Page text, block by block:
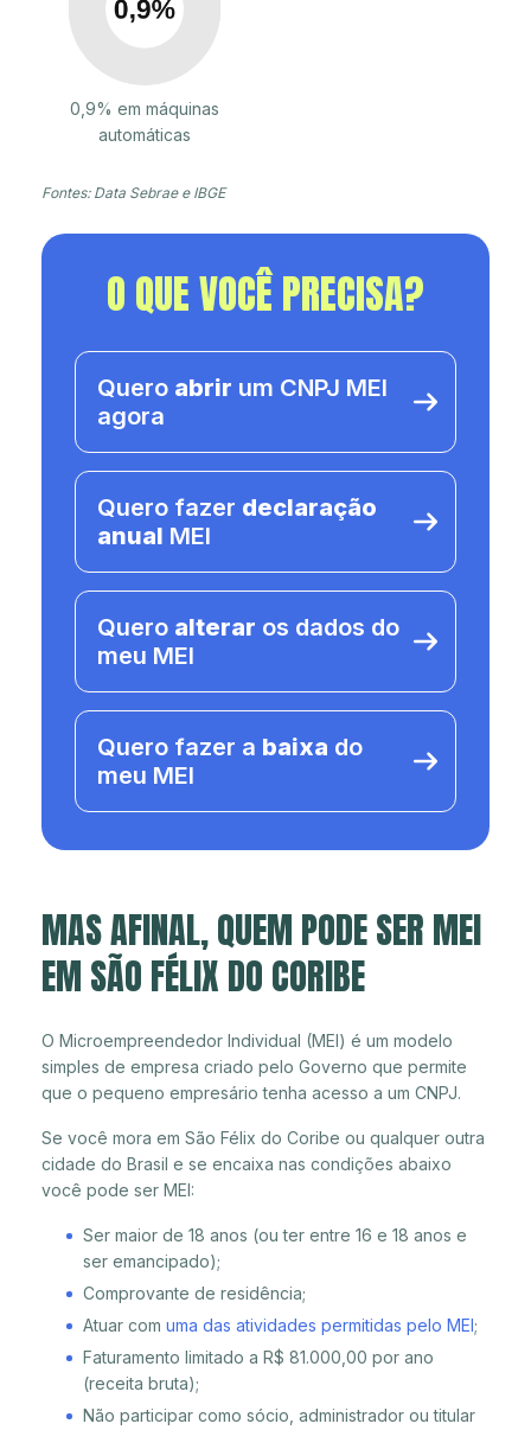
0,9% em máquinas
automáticas
Fontes: Data Sebrae e IBGE
O QUE VOCÊ PRECISA?
Quero abrir um CNPJ MEI
agora
Quero fazer declaração
anual MEI
Quero alterar os dados do
meu MEI
Quero fazer a baixa do
meu MEI
MAS AFINAL, QUEM PODE SER MEI
EM SÃO FÉLIX DO CORIBE
O Microempreendedor Individual (MEI) é um modelo
simples de empresa criado pelo Governo que permite
que o pequeno empresário tenha acesso a um CNPJ.
Se você mora em São Félix do Coribe ou qualquer outra
cidade do Brasil e se encaixa nas condições abaixo
você pode ser MEI:
Ser maior de 18 anos (ou ter entre 16 e 18 anos e
ser emancipado);
Comprovante de residência;
Atuar com uma das atividades permitidas pelo MEI;
Faturamento limitado a R$ 81.000,00 por ano
(receita bruta);
Não participar como sócio, administrador ou titular